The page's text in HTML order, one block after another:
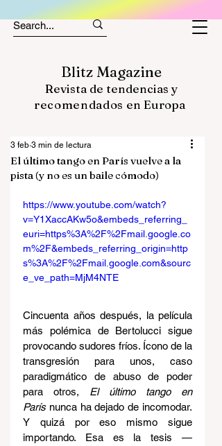
Blitz Magazine
Revista de tendencias y
recomendados en Europa
El último tango en París vuelve a la
pista (y no es un baile cómodo)
3 feb 3 min de lectura
https://www.youtube.com/watch?
v=Y1XaccAKw5o&embeds_referring_
euri=https%3A%2F%2Fmail.google.co
m%2F&embeds_referring_origin=http
s%3A%2F%2Fmail.google.com&sourc
e_ve_path=MjM4NTE
Cincuenta años después, la película
más polémica de Bertolucci sigue
provocando sudores fríos. Ícono de la
transgresión para unos, caso
paradigmático de abuso de poder
para otros, El último tango en
París nunca ha dejado de incomodar.
Y quizá por eso mismo sigue
importando. Esa es la tesis —